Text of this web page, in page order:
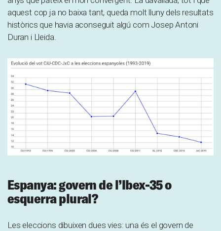
aquest cop ja no baixa tant, queda molt lluny dels resultats
històrics que havia aconseguit algú com Josep Antoni
Duran i Lleida.
Espanya: govern de l’Ibex-35 o
esquerra plural?
Les eleccions dibuixen dues vies: una és el govern de